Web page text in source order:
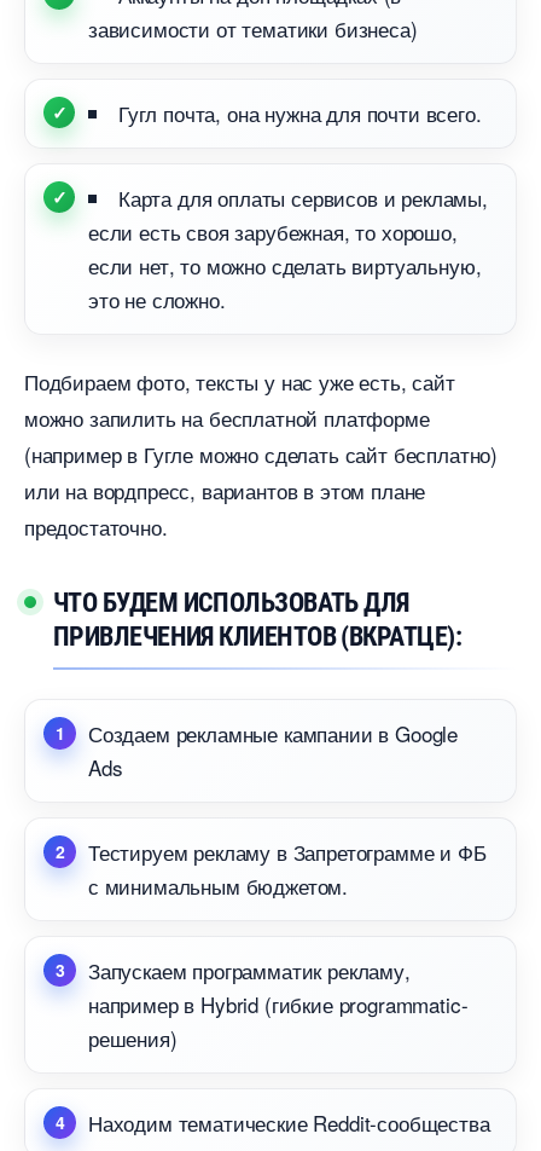
зависимости от тематики бизнеса)
Гугл почта, она нужна для почти всего.
Карта для оплаты сервисов и рекламы,
если есть своя зарубежная, то хорошо,
если нет, то можно сделать виртуальную,
это не сложно.
Подбираем фото, тексты у нас уже есть, сайт
можно запилить на бесплатной платформе
(например в Гугле можно сделать сайт бесплатно)
или на вордпресс, вариантов в этом плане
предостаточно.
ЧТО БУДЕМ ИСПОЛЬЗОВАТЬ ДЛЯ
ПРИВЛЕЧЕНИЯ КЛИЕНТОВ (ВКРАТЦЕ):
Создаем рекламные кампании в Google
Ads
Тестируем рекламу в Запретограмме и ФБ
с минимальным бюджетом.
Запускаем программатик рекламу,
например в Hybrid (гибкие programmatic-
решения)
Находим тематические Reddit-сообщества